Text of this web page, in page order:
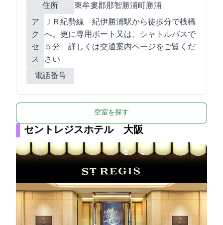
住所
東牟婁郡那智勝浦町勝浦1165-2
ア
ク
セ
ス
ＪＲ紀勢線 紀伊勝浦駅から徒歩6分で桟橋
へ。更に専用ボート又は、シャトルバスで
５分 詳しくは交通案内ページをご覧くだ
さい
電話番号
空室を探す
セントレジスホテル 大阪